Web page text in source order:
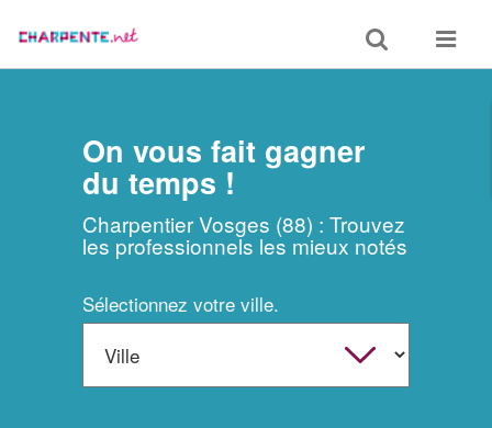
Toggle
search
Toggle
On vous fait gagner
du temps !
Charpentier Vosges (88) : Trouvez
les professionnels les mieux notés
Sélectionnez votre ville.